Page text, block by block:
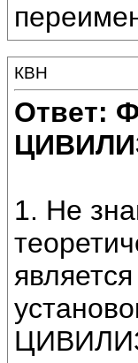
КВН
Ответ:
1. Не